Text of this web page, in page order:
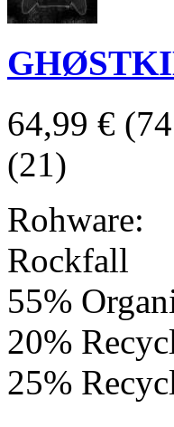
64,99 €
(21)
Rohware:
Rockfall
55%
20%
25%